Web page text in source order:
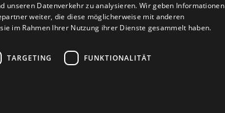

unseren Datenverkehr zu analysieren. Wir geben Informationen
weiter, die diese möglicherweise mit anderen
im Rahmen Ihrer Nutzung ihrer Dienste gesammelt haben.
TARGETING FUNKTIONALITÄT